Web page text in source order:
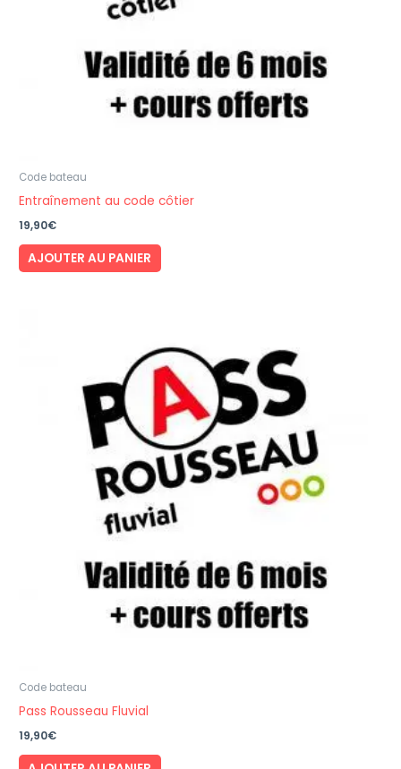
Code bateau
Entraînement au code côtier
19,90€
AJOUTER AU PANIER
Code bateau
Pass Rousseau Fluvial
19,90€